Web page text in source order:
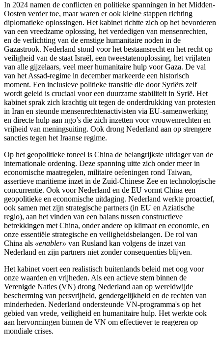
In 2024 namen de conflicten en politieke spanningen in het Midden-
Oosten verder toe, maar waren er ook kleine stappen richting
diplomatieke oplossingen. Het kabinet richtte zich op het bevorderen
van een vreedzame oplossing, het verdedigen van mensenrechten,
en de verlichting van de ernstige humanitaire noden in de
Gazastrook. Nederland stond voor het bestaansrecht en het recht op
veiligheid van de staat Israël, een tweestatenoplossing, het vrijlaten
van alle gijzelaars, veel meer humanitaire hulp voor Gaza. De val
van het Assad-regime in december markeerde een historisch
moment. Een inclusieve politieke transitie die door Syriërs zelf
wordt geleid is cruciaal voor een duurzame stabiliteit in Syrië. Het
kabinet sprak zich krachtig uit tegen de onderdrukking van protesten
in Iran en steunde mensenrechtenactivisten via EU-samenwerking
en directe hulp aan ngo’s die zich inzetten voor vrouwenrechten en
vrijheid van meningsuiting. Ook drong Nederland aan op strengere
sancties tegen het Iraanse regime.
Op het geopolitieke toneel is China de belangrijkste uitdager van de
internationale ordening. Deze spanning uitte zich onder meer in
economische maatregelen, militaire oefeningen rond Taiwan,
assertieve maritieme inzet in de Zuid-Chinese Zee en technologische
concurrentie. Ook voor Nederland en de EU vormt China een
geopolitieke en economische uitdaging. Nederland werkte proactief,
ook samen met zijn strategische partners (in EU en Aziatische
regio), aan het vinden van een balans tussen constructieve
betrekkingen met China, onder andere op klimaat en economie, en
onze essentiële strategische en veiligheidsbelangen. De rol van
China als «enabler» van Rusland kan volgens de inzet van
Nederland en zijn partners niet zonder consequenties blijven.
Het kabinet voert een realistisch buitenlands beleid met oog voor
onze waarden en vrijheden. Als een actieve stem binnen de
Verenigde Naties (VN) drong Nederland aan op wereldwijde
bescherming van persvrijheid, gendergelijkheid en de rechten van
minderheden. Nederland ondersteunde VN-programma's op het
gebied van vrede, veiligheid en humanitaire hulp. Het werkte ook
aan hervormingen binnen de VN om effectiever te reageren op
mondiale crises.